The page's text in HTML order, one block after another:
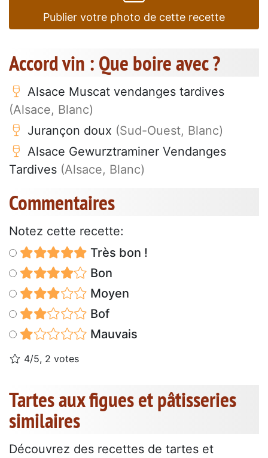
Publier votre photo de cette recette
Accord vin : Que boire avec ?
Alsace Muscat vendanges tardives
(Alsace, Blanc)
Jurançon doux (Sud-Ouest, Blanc)
Alsace Gewurztraminer Vendanges
Tardives (Alsace, Blanc)
Commentaires
Notez cette recette:
Très bon !
Bon
Moyen
Bof
Mauvais
4/5, 2 votes
Tartes aux figues et pâtisseries
similaires
Découvrez des recettes de tartes et